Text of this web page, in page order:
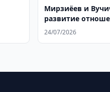
Мирзиёев и
развитие
Узбекистана и
24/07/2026